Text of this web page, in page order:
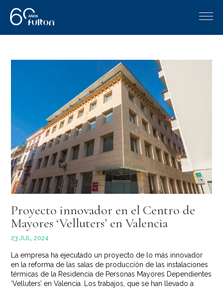
Proyecto innovador en el Centro de
Mayores ‘Velluters’ en Valencia
23 JUL, 2024
La empresa ha ejecutado un proyecto de lo más innovador
en la reforma de las salas de producción de las instalaciones
térmicas de la Residencia de Personas Mayores Dependientes
‘Velluters’ en Valencia. Los trabajos, que se han llevado a